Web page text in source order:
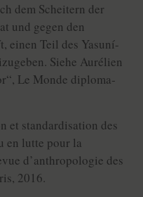
dem Scheitern der
und gegen den
einen Teil des Yasuní-
Siehe Aurélien
Le Monde di­plo­ma­
et standardisation des
en lutte pour la
d’anthropologie des
2016.